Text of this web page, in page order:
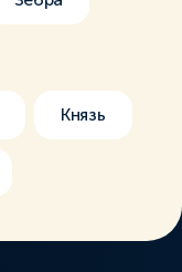
Князь